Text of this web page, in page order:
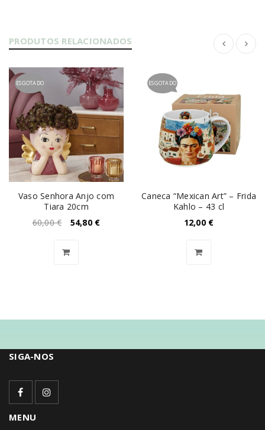
PRODUTOS RELACIONADOS
ESGOTADO
Vaso Senhora Anjo com
Tiara 20cm
60,00€ 54,80 €
ESGOTADO
Caneca “Mexican Art” – Frida
Kahlo – 43 cl
12,00 €
SIGA-NOS
MENU